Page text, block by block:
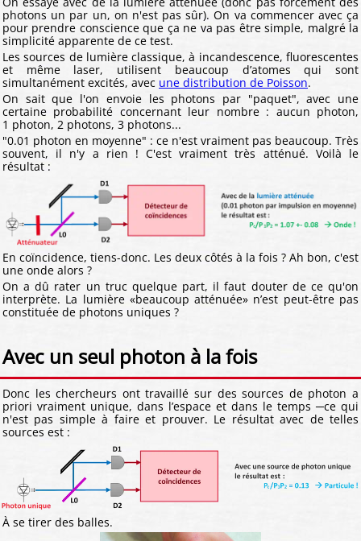
photons un par un, on n'est pas sûr). On va commencer avec ça
pour prendre conscience que ça ne va pas être simple, malgré la
simplicité apparente de ce test.
Les sources de lumière classique, à incandescence, fluorescentes
et même laser, utilisent beaucoup d’atomes qui sont
simultanément excités, avec une distribution de Poisson.
On sait que l'on envoie les photons par "paquet", avec une
certaine probabilité concernant leur nombre : aucun photon,
1 photon, 2 photons, 3 photons...
"0.01 photon en moyenne" : ce n'est vraiment pas beaucoup. Très
souvent, il n'y a rien ! C'est vraiment très atténué. Voilà le
résultat :
En coïncidence, tiens-donc. Les deux côtés à la fois ? Ah bon, c'est
une onde alors ?
On a dû rater un truc quelque part, il faut douter de ce qu'on
interprète. La lumière «beaucoup atténuée» n’est peut-être pas
constituée de photons uniques ?
Avec un seul photon à la fois
Donc les chercheurs ont travaillé sur des sources de photon a
priori vraiment unique, dans l’espace et dans le temps ─ce qui
n'est pas simple à faire et prouver. Le résultat avec de telles
sources est :
À se tirer des balles.